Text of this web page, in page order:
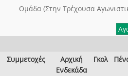
Πρωταθλημάτων και Κυπέλλου
Ομάδα (Στην Τρέχουσα
Συμμετοχές
Αρχική
Ενδεκάδα
Γκολ